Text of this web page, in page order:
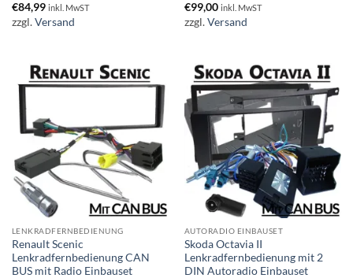
€84,99 inkl. MwST
zzgl.Versand
€99,00 inkl. MwST
zzgl.Versand
LENKRADFERNBEDIENUNG
Renault Scenic
Lenkradfernbedienung CAN
BUS mit Radio Einbauset
AUTORADIO EINBAUSET
Skoda Octavia II
Lenkradfernbedienung mit 2
DIN Autoradio Einbauset